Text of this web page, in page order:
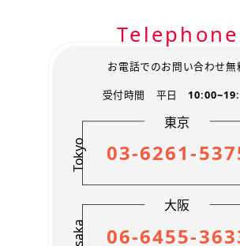
撮影業務などに際し、外部委託のスタッ
な範囲で業務の一部を委託することがあ
協力会社に必要な範囲で保護措置を講じ
弊社求人募集にご応募頂いた方や、登録
情報は、面接のご案内および選考結果・
送付・各種確認連絡作業を行う際に利用
お客様から個人情報に関し、開示、訂正
止等の要求をいただいた場合、所定の請
【3】外部への個人情報開示に関して
下記の場合、お客様の個人情報を関係省
Telephone
お電話でのお問い合わせ無
受付時間 平日
Tokyo
東京
03-6261-
Osaka
大阪
06-6455-